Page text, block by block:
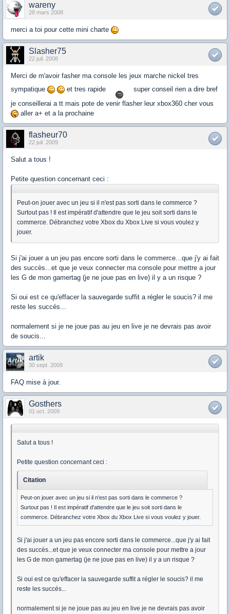
wareny
28 mars 2008
merci a toi pour cette mini charte
Slasher75
22 juil. 2008
Merci de m'avoir fasher ma console les jeux marche nickel tres
sympatique
et tres rapide
super conseil rien a dire bref
je conseillerai a tt mais pote de venir flasher leur xbox360 cher vous
aller a+ et a la prochaine
flasheur70
22 juil. 2009
Salut a tous !
Petite question concernant ceci :
Peut-on jouer avec un jeu si il n'est pas sorti dans le commerce ?
Surtout pas ! Il est impératif d'attendre que le jeu soit sorti dans le
commerce. Débranchez votre Xbox du Xbox Live si vous voulez y
jouer.
Si j'ai jouer a un jeu pas encore sorti dans le commerce...que j'y ai fait
des succès...et que je veux connecter ma console pour mettre a jour
les G de mon gamertag (je ne joue pas en live) il y a un risque ?
Si oui est ce qu'effacer la sauvegarde suffit a régler le soucis? il me
reste les succés...
normalement si je ne joue pas au jeu en live je ne devrais pas avoir
de soucis...
artik
30 sept. 2009
FAQ mise à jour.
Gosthers
01 oct. 2009
Salut a tous !
Petite question concernant ceci :
Citation
Peut-on jouer avec un jeu si il n'est pas sorti dans le commerce ?
Surtout pas ! Il est impératif d'attendre que le jeu soit sorti dans le
commerce. Débranchez votre Xbox du Xbox Live si vous voulez y jouer.
Si j'ai jouer a un jeu pas encore sorti dans le commerce...que j'y ai fait
des succès...et que je veux connecter ma console pour mettre a jour
les G de mon gamertag (je ne joue pas en live) il y a un risque ?
Si oui est ce qu'effacer la sauvegarde suffit a régler le soucis? il me
reste les succés...
normalement si je ne joue pas au jeu en live je ne devrais pas avoir